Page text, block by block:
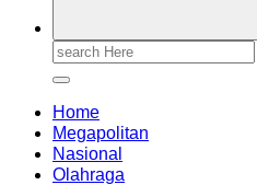
Search
Home
Megapolitan
Nasional
Olahraga